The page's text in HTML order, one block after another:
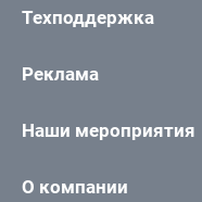
Техподдержка
Реклама
Наши мероприятия
О компании